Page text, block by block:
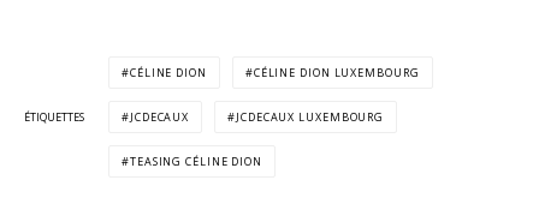
ÉTIQUETTES
CÉLINE DION CÉLINE DION LUXEMBOURG
JCDECAUX JCDECAUX LUXEMBOURG
TEASING CÉLINE DION